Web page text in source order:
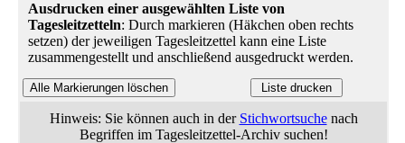
Ausdrucken einer ausgewählten Liste von
Tagesleitzetteln: Durch markieren (Häkchen oben rechts
setzen) der jeweiligen Tagesleitzettel kann eine Liste
zusammengestellt und anschließend ausgedruckt werden.
Hinweis: Sie können auch in der Stichwortsuchenach
Begriffen im Tagesleitzettel-Archiv suchen!